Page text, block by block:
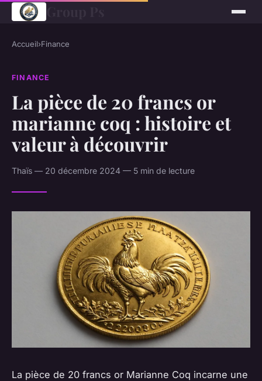
Accueil›Finance
FINANCE
La pièce de 20 francs or
marianne coq : histoire et
valeur à découvrir
Thaïs — 20 décembre 2024 — 5 min de lecture
La pièce de 20 francs or Marianne Coq incarne une